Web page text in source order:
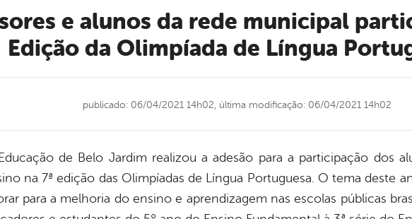
Edição da Olimpíada de Língua
publicado: 06/04/2021 14h02, última modificação: 06/04/2021 14h02
de Belo Jardim realizou a adesão para a participação dos
na 7ª edição das Olimpíadas de Língua Portuguesa. O tema deste
para a melhoria do ensino e aprendizagem nas escolas públicas